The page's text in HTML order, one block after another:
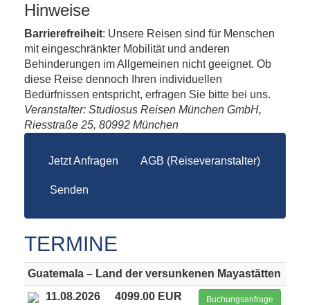
Hinweise
Barrierefreiheit: Unsere Reisen sind für Menschen
mit eingeschränkter Mobilität und anderen
Behinderungen im Allgemeinen nicht geeignet. Ob
diese Reise dennoch Ihren individuellen
Bedürfnissen entspricht, erfragen Sie bitte bei uns.
Veranstalter: Studiosus Reisen München GmbH,
Riesstraße 25, 80992 München
Jetzt Anfragen AGB (Reiseveranstalter)
Senden
TERMINE
Guatemala – Land der versunkenen Mayastätten
11.08.2026
4099.00 EUR Buchungsanfrage